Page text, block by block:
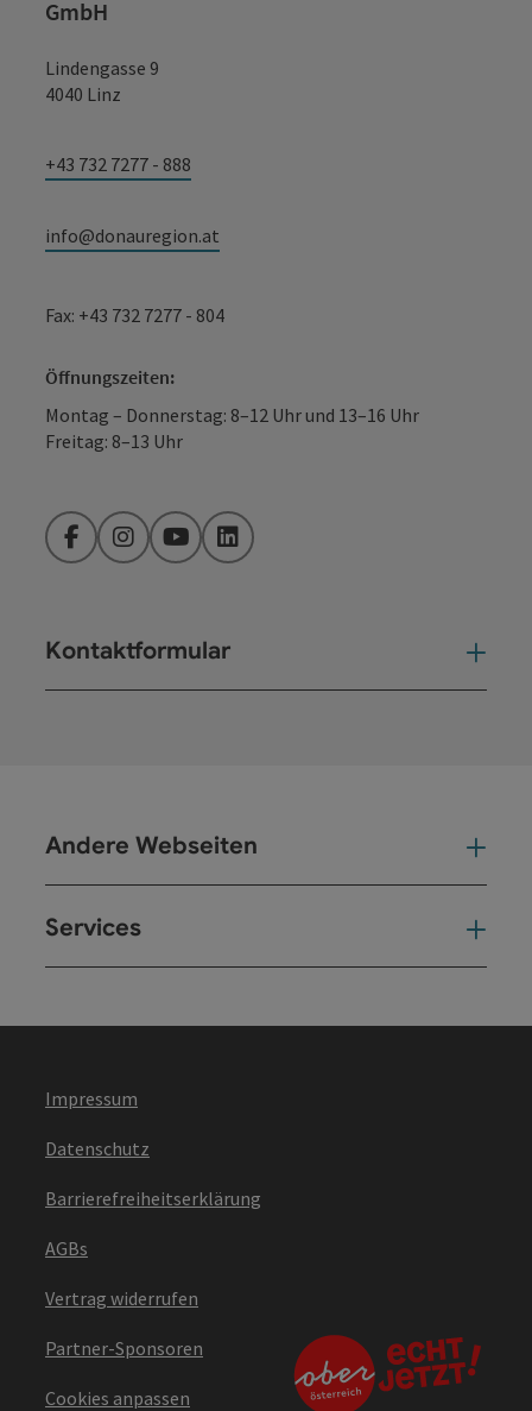
GmbH
Lindengasse 9
4040 Linz
+43 732 7277 - 888
info@donauregion.at
Fax: +43 732 7277 - 804
Öffnungszeiten:
Montag – Donnerstag: 8–12 Uhr und 13–16 Uhr
Freitag: 8–13 Uhr
FacebookInstagramYouTubeLinkedIn
Kontaktformular
Andere Webseiten
Services
Impressum
Datenschutz
Barrierefreiheitserklärung
AGBs
Vertrag widerrufen
Partner-Sponsoren
Cookies anpassen